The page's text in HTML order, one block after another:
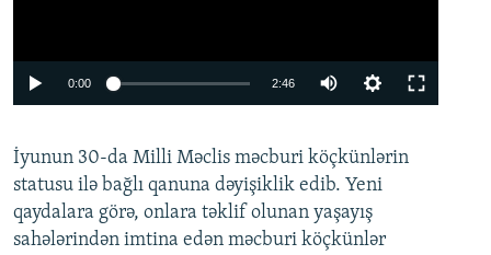
0:00 2:46
360p
480p
720p
İyunun 30-da Milli Məclis məcburi köçkünlərin
statusu ilə bağlı qanuna dəyişiklik edib. Yeni
qaydalara görə, onlara təklif olunan yaşayış
sahələrindən imtina edən məcburi köçkünlər